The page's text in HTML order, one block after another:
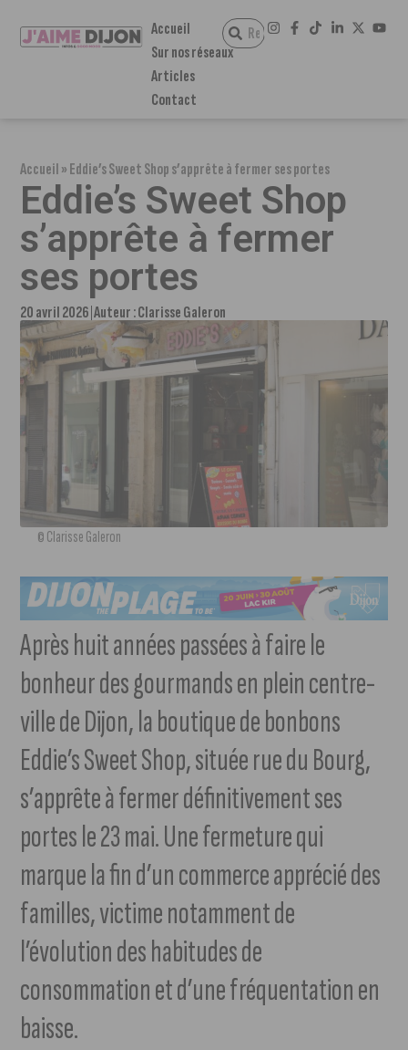
Accueil
Sur nos réseaux
Articles
Contact
Accueil»Eddie’s Sweet Shop s’apprête à fermer ses portes
Eddie’s Sweet Shop
s’apprête à fermer
ses portes
20 avril 2026 Auteur :Clarisse Galeron
© Clarisse Galeron
Après huit années passées à faire le
bonheur des gourmands en plein centre-
ville de Dijon, la boutique de bonbons
Eddie’s Sweet Shop, située rue du Bourg,
s’apprête à fermer définitivement ses
portes le 23 mai. Une fermeture qui
marque la fin d’un commerce apprécié des
familles, victime notamment de
l’évolution des habitudes de
consommation et d’une fréquentation en
baisse.